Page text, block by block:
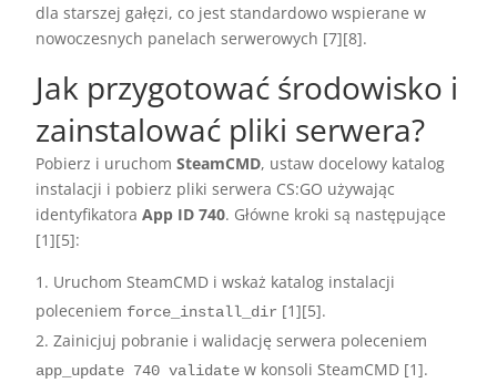
dla starszej gałęzi, co jest standardowo wspierane w
nowoczesnych panelach serwerowych [7][8].
Jak przygotować środowisko i
zainstalować pliki serwera?
Pobierz i uruchomSteamCMD, ustaw docelowy katalog
instalacji i pobierz pliki serwera CS:GO używając
identyfikatoraApp ID 740. Główne kroki są następujące
[1][5]:
Uruchom SteamCMD i wskaż katalog instalacji
poleceniem force_install_dir [1][5].
Zainicjuj pobranie i walidację serwera poleceniem
app_update 740 validate w konsoli SteamCMD [1].